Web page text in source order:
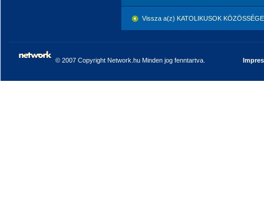
Vissza a(z) KATOLIKUSOK
© 2007 Copyright Network.hu Minden jog fenntartva.